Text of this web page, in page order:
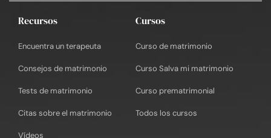
Recursos
Encuentra un terapeuta
Consejos de matrimonio
Tests de matrimonio
Citas sobre el matrimonio
Vídeos
Cursos
Curso de matrimonio
Curso Salva mi matrimonio
Curso prematrimonial
Todos los cursos